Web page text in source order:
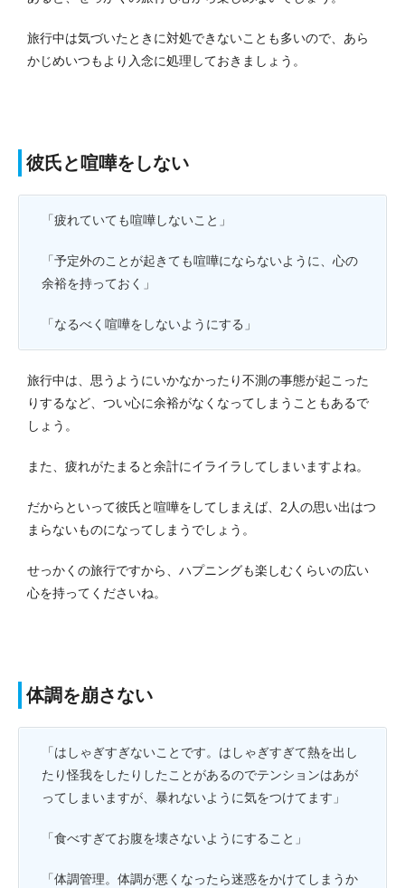
旅行中は気づいたときに対処できないことも多いので、あら
かじめいつもより入念に処理しておきましょう。
彼氏と喧嘩をしない
「疲れていても喧嘩しないこと」
「予定外のことが起きても喧嘩にならないように、心の
余裕を持っておく」
「なるべく喧嘩をしないようにする」
旅行中は、思うようにいかなかったり不測の事態が起こった
りするなど、つい心に余裕がなくなってしまうこともあるで
しょう。
また、疲れがたまると余計にイライラしてしまいますよね。
だからといって彼氏と喧嘩をしてしまえば、2人の思い出はつ
まらないものになってしまうでしょう。
せっかくの旅行ですから、ハプニングも楽しむくらいの広い
心を持ってくださいね。
体調を崩さない
「はしゃぎすぎないことです。はしゃぎすぎて熱を出し
たり怪我をしたりしたことがあるのでテンションはあが
ってしまいますが、暴れないように気をつけてます」
「食べすぎてお腹を壊さないようにすること」
「体調管理。体調が悪くなったら迷惑をかけてしまうか